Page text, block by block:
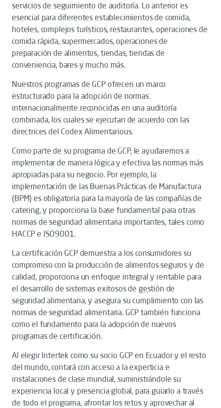
servicios de seguimiento de auditoría. Lo anterior es
esencial para diferentes establecimientos de comida,
hoteles, complejos turísticos, restaurantes, operaciones de
comida rápida, supermercados, operaciones de
preparación de alimentos, tiendas, tiendas de
conveniencia, bares y mucho más.
Nuestros programas de GCP ofrecen un marco
estructurado para la adopción de normas
internacionalmente reconocidas en una auditoría
combinada, los cuales se ejecutan de acuerdo con las
directrices del Codex Alimentarious.
Como parte de su programa de GCP, le ayudaremos a
implementar de manera lógica y efectiva las normas más
apropiadas para su negocio. Por ejemplo, la
implementación de las Buenas Prácticas de Manufactura
(BPM) es obligatoria para la mayoría de las compañías de
catering, y proporciona la base fundamental para otras
normas de seguridad alimentaria importantes, tales como
HACCP e ISO9001.
La certificación GCP demuestra a los consumidores su
compromiso con la producción de alimentos seguros y de
calidad, proporciona un enfoque integral y rentable para
el desarrollo de sistemas exitosos de gestión de
seguridad alimentaria, y asegura su cumplimiento con las
normas de seguridad alimentaria. GCP también funciona
como el fundamento para la adopción de nuevos
programas de certificación.
Al elegir Intertek como su socio GCP en Ecuador y el resto
del mundo, contará con acceso a la experticia e
instalaciones de clase mundial, suministrándole su
experiencia local y presencia global, para guiarlo a través
de todo el programa, afrontar los retos y aprovechar al